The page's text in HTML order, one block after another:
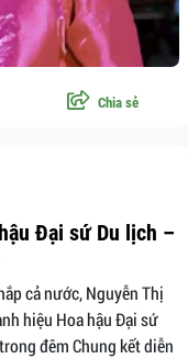
Chia sẻ
Đại sứ Du lịch –
cả nước, Nguyễn Thị
hiệu Hoa hậu Đại sứ
đêm Chung kết diễn